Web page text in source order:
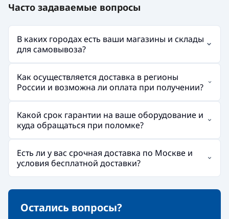
Часто задаваемые вопросы
В каких городах есть ваши магазины и склады
для самовывоза?
Как осуществляется доставка в регионы
России и возможна ли оплата при получении?
Какой срок гарантии на ваше оборудование и
куда обращаться при поломке?
Есть ли у вас срочная доставка по Москве и
условия бесплатной доставки?
Остались вопросы?